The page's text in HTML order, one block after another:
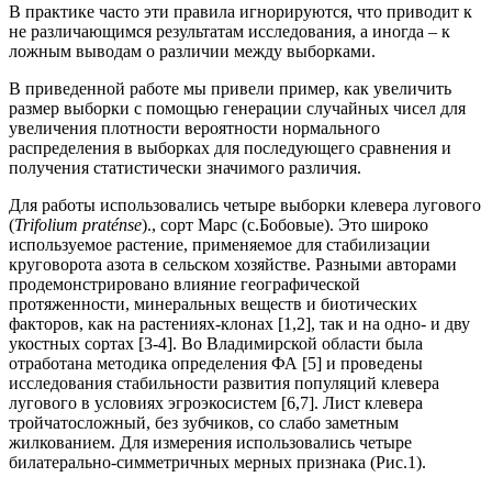
В практике часто эти правила игнорируются, что приводит к
не различающимся результатам исследования, а иногда – к
ложным выводам о различии между выборками.
В приведенной работе мы привели пример, как увеличить
размер выборки с помощью генерации случайных чисел для
увеличения плотности вероятности нормального
распределения в выборках для последующего сравнения и
получения статистически значимого различия.
Для работы использовались четыре выборки клевера лугового
(Trifolium praténse)., сорт Марс (с.Бобовые). Это широко
используемое растение, применяемое для стабилизации
круговорота азота в сельском хозяйстве. Разными авторами
продемонстрировано влияние географической
протяженности, минеральных веществ и биотических
факторов, как на растениях-клонах [1,2], так и на одно- и дву
укостных сортах [3-4]. Во Владимирской области была
отработана методика определения ФА [5] и проведены
исследования стабильности развития популяций клевера
лугового в условиях эгроэкосистем [6,7]. Лист клевера
тройчатосложный, без зубчиков, со слабо заметным
жилкованием. Для измерения использовались четыре
билатерально-симметричных мерных признака (Рис.1).